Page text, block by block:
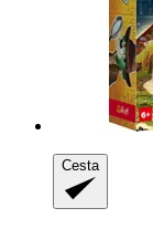
Cesta